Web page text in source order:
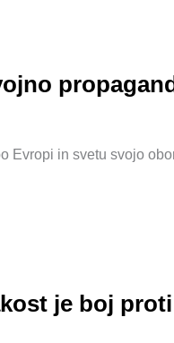
Evropi in svetu svojo
je boj